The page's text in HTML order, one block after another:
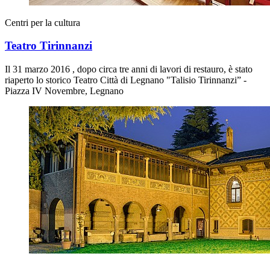
Centri per la cultura
Teatro Tirinnanzi
Il 31 marzo 2016 , dopo circa tre anni di lavori di restauro, è stato
riaperto lo storico Teatro Città di Legnano "Talisio Tirinnanzi” -
Piazza IV Novembre, Legnano